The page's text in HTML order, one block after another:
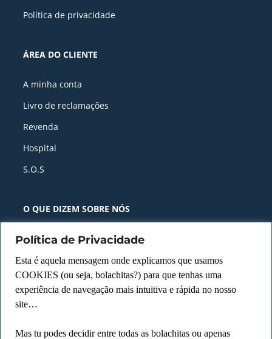
Política de Privacidade
Esta é aquela mensagem onde explicamos que usamos
COOKIES (ou seja, bolachitas?) para que tenhas uma
experiência de navegação mais intuitiva e rápida no nosso
site…
Mas tu podes decidir entre todas as bolachitas ou apenas
Política de privacidade
ÁREA DO CLIENTE
A minha conta
Livro de reclamações
Revenda
Hospital
S.O.S
O QUE DIZEM SOBRE NÓS​ ​
Descobre porque temos Pontuação
de 4.7⭐ com +1000 avaliações
Ler mais avaliações no Facebook